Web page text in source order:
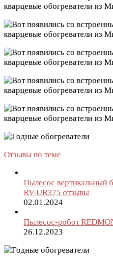
Отзывы по теме
Пылесос вертикальный
RV-UR375 отзывы
02.01.2024
Пылесос-робот
26.12.2023